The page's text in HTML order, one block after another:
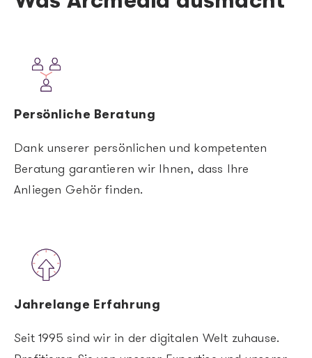
Image
Persönliche Beratung
Dank unserer persönlichen und kompetenten
Beratung garantieren wir Ihnen, dass Ihre
Anliegen Gehör finden.
Image
Jahrelange Erfahrung
Seit 1995 sind wir in der digitalen Welt zuhause.